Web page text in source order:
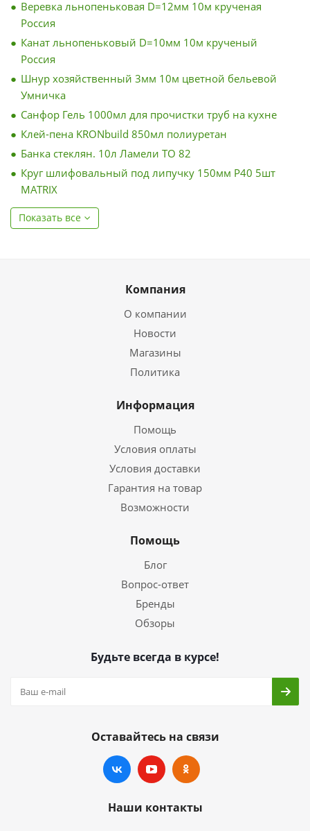
Веревка льнопеньковая D=12мм 10м крученая
Россия
Канат льнопеньковый D=10мм 10м крученый
Россия
Шнур хозяйственный 3мм 10м цветной бельевой
Умничка
Санфор Гель 1000мл для прочистки труб на кухне
Клей-пена KRONbuild 850мл полиуретан
Банка стеклян. 10л Ламели ТО 82
Круг шлифовальный под липучку 150мм Р40 5шт
MATRIX
Показать все
Компания
О компании
Новости
Магазины
Политика
Информация
Помощь
Условия оплаты
Условия доставки
Гарантия на товар
Возможности
Помощь
Блог
Вопрос-ответ
Бренды
Обзоры
Будьте всегда в курсе!
Оставайтесь на связи
Наши контакты